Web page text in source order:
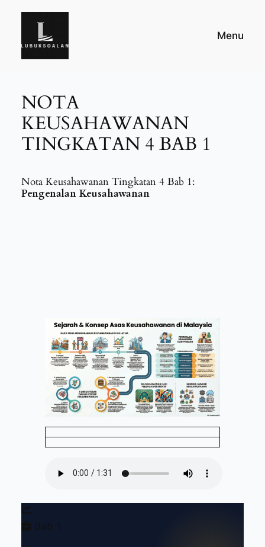
Menu
NOTA
KEUSAHAWANAN
TINGKATAN 4 BAB 1
Nota Keusahawanan Tingkatan 4 Bab 1:
Pengenalan Keusahawanan
Bab 1